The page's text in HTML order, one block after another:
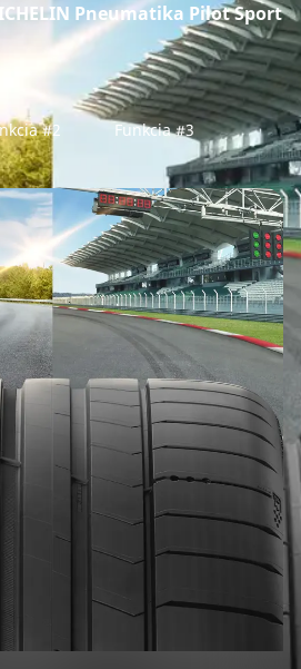
Pneumatika Pilot Sport
#2 Funkcia #3